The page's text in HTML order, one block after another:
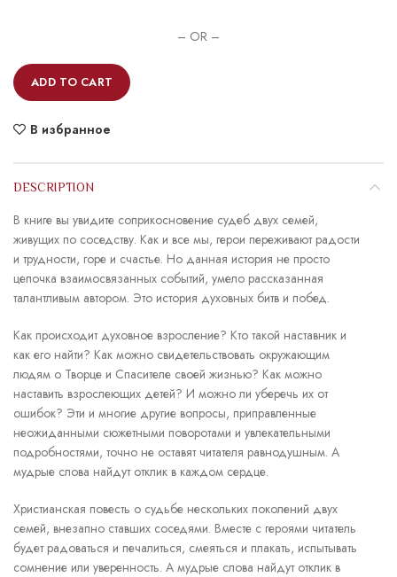
– OR –
ADD TO CART
В избранное
DESCRIPTION
В книге вы увидите соприкосновение судеб двух семей,
живущих по соседству. Как и все мы, герои переживают радости
и трудности, горе и счастье. Но данная история не просто
цепочка взаимосвязанных событий, умело рассказанная
талантливым автором. Это история духовных битв и побед.
Как происходит духовное взросление? Кто такой наставник и
как его найти? Как можно свидетельствовать окружающим
людям о Творце и Спасителе своей жизнью? Как можно
наставить взрослеющих детей? И можно ли уберечь их от
ошибок? Эти и многие другие вопросы, приправленные
неожиданными сюжетными поворотами и увлекательными
подробностями, точно не оставят читателя равнодушным. А
мудрые слова найдут отклик в каждом сердце.
Христианская повесть о судьбе нескольких поколений двух
семей, внезапно ставших соседями. Вместе с героями читатель
будет радоваться и печалиться, смеяться и плакать, испытывать
сомнение или уверенность. А мудрые слова найдут отклик в